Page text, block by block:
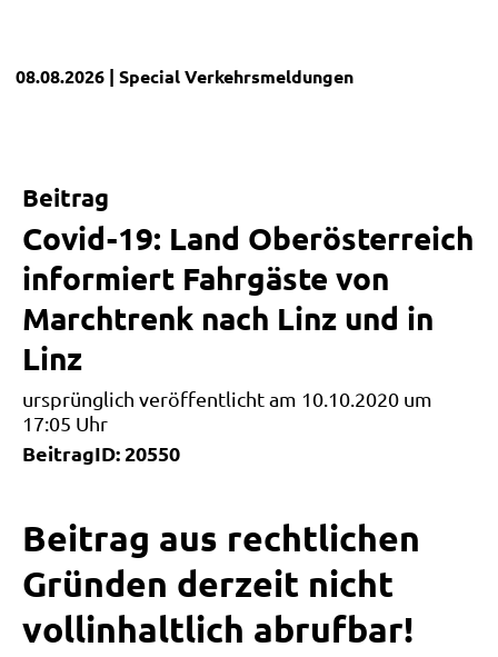
08.08.2026 | SpecialVerkehrsmeldungen
Beitrag
Covid-19: Land Oberösterreich
informiert Fahrgäste von
Marchtrenk nach Linz und in
Linz
ursprünglich veröffentlicht am 10.10.2020 um
17:05 Uhr
BeitragID: 20550
Beitrag aus rechtlichen
Gründen derzeit nicht
vollinhaltlich abrufbar!